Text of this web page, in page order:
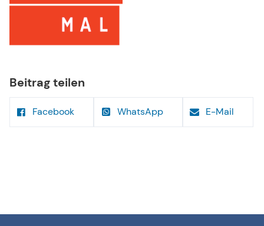
Beitrag teilen
Facebook WhatsApp E-Mail